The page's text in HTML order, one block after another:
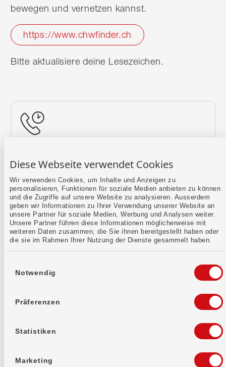
Diese Webseite verwendet Cookies
Wir verwenden Cookies, um Inhalte und Anzeigen zu
personalisieren, Funktionen für soziale Medien anbieten zu können
und die Zugriffe auf unsere Website zu analysieren. Ausserdem
geben wir Informationen zu Ihrer Verwendung unserer Website an
unsere Partner für soziale Medien, Werbung und Analysen weiter.
Unsere Partner führen diese Informationen möglicherweise mit
weiteren Daten zusammen, die Sie ihnen bereitgestellt haben oder
die sie im Rahmen Ihrer Nutzung der Dienste gesammelt haben.
Notwendig
Präferenzen
Statistiken
Marketing
bewegen und vernetzen kannst.
https://www.chwfinder.ch
Bitte aktualisiere deine Lesezeichen.
Mehr erfahren
Kontaktformular